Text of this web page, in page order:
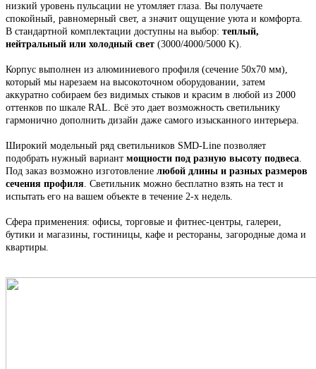
низкий уровень пульсации не утомляет глаза. Вы получаете
спокойный, равномерный свет, а значит ощущение уюта и комфорта.
В стандартной комплектации доступны на выбор: теплый,
нейтральный или холодный свет (3000/4000/5000 K).
Корпус выполнен из алюминиевого профиля (сечение 50х70 мм),
который мы нарезаем на высокоточном оборудовании, затем
аккуратно собираем без видимых стыков и красим в любой из 2000
оттенков по шкале RAL. Всё это дает возможность светильнику
гармонично дополнить дизайн даже самого изысканного интерьера.
Широкий модельный ряд светильников SMD-Line позволяет
подобрать нужный вариант мощности под разную высоту подвеса.
Под заказ возможно изготовление любой длины и разных размеров
сечения профиля. Светильник можно бесплатно взять на тест и
испытать его на вашем объекте в течение 2-х недель.
Сфера применения: офисы, торговые и фитнес-центры, галереи,
бутики и магазины, гостиницы, кафе и рестораны, загородные дома и
квартиры.